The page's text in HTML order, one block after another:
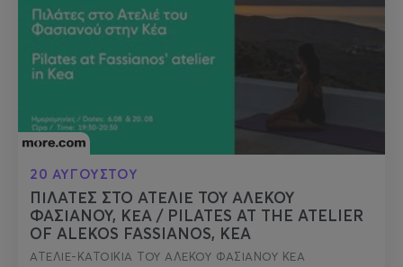
20 ΑΥΓΟΥΣΤΟΥ
ΠΙΛΑΤΕΣ ΣΤΟ ΑΤΕΛΙΕ ΤΟΥ ΑΛΕΚΟΥ
ΦΑΣΙΑΝΟΥ, ΚΕΑ / PILATES AT THE ATELIER
OF ALEKOS FASSIANOS, KEA
ΑΤΕΛΙΕ-ΚΑΤΟΙΚΙΑ ΤΟΥ ΑΛΕΚΟΥ ΦΑΣΙΑΝΟΥ ΚΕΑ